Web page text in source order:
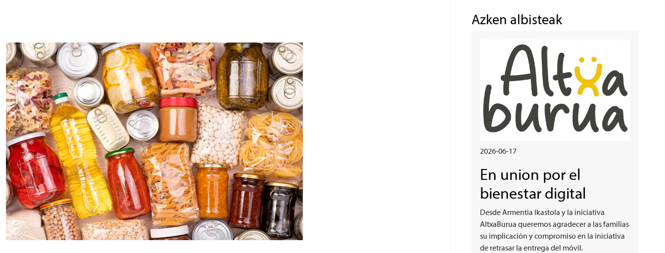
Irudia
Azken albisteak
2026-06-17
En union por el
bienestar digital
Desde Armentia Ikastola y la iniciativa
AltxaBurua queremos agradecer a las familias
su implicación y compromiso en la iniciativa
de retrasar la entrega del móvil.